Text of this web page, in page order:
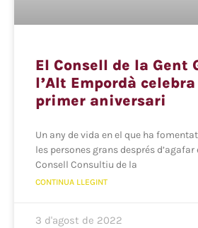
El Consell de la Gent
l’Alt Empordà
primer aniversari
Un any de vida en el que ha
les persones grans després d’agafar
Consell Consultiu de la
CONTINUA LLEGINT
3 d'agost de 2022